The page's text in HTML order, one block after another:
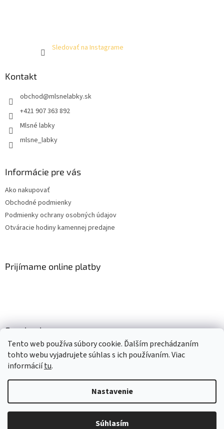
Tento web používa súbory cookie. Ďalším prechádzaním
tohto webu vyjadrujete súhlas s ich používaním. Viac
informáciítu.
Nastavenie
Súhlasím
Sledovať na Instagrame
Kontakt
obchod@mlsnelabky.sk
+421 907 363 892
Mlsné labky
mlsne_labky
Informácie pre vás
Ako nakupovať
Obchodné podmienky
Podmienky ochrany osobných údajov
Otváracie hodiny kamennej predajne
Prijímame online platby
Facebook
Vytvoril Shoptet
Copyright 2026Mlsné labky. Všetky práva vyhradené.Upraviť
nastavenie cookies